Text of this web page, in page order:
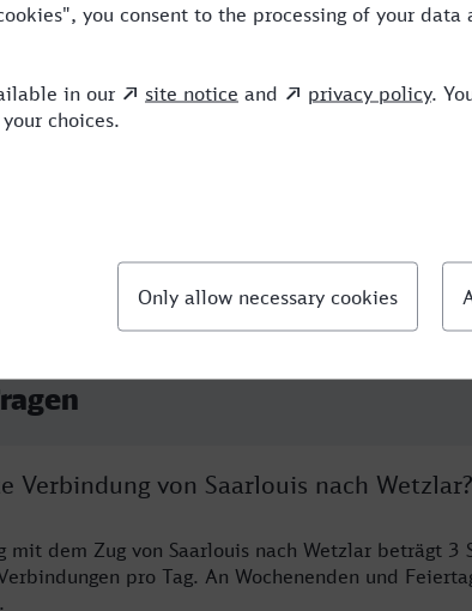
3 RE,ICE,HLB
Verbindung von Saarlouis nach Wetzlar?
mit dem Zug von Saarlouis nach Wetzlar beträgt 3
pro Tag. An Wochenenden und